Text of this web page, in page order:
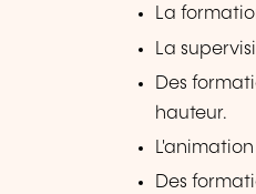
La
La
Des
hauteur.
Des